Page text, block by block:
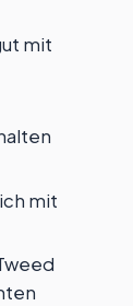
mit
mit